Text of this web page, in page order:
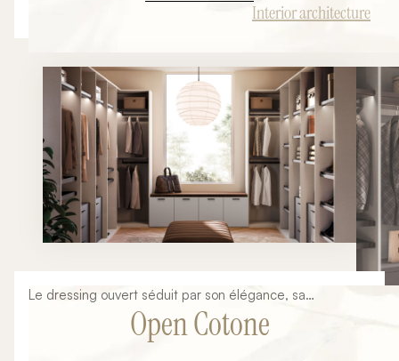
Interior architecture
Le dressing ouvert séduit par son élégance, sa
fonctionnalité et sa capacité à transformer une chambre
en véritable suite parentale. Pensé comme un espace de
Open Cotone